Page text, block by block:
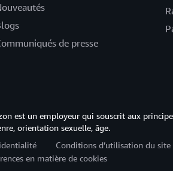
de presse
est un employeur qui souscrit aux
orientation sexuelle, âge.
Conditions d’utilisation du site
en matière de cookies